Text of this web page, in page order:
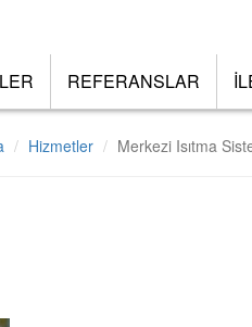
REFERANSLAR
Hizmetler Merkezi Isıtma